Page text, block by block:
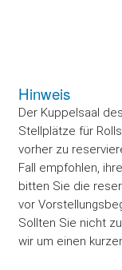
Hinweis
Der Kuppelsaal
Stellplätze für
vorher zu
Fall empfohlen,
bitten Sie die
vor
Sollten Sie nicht
wir um einen